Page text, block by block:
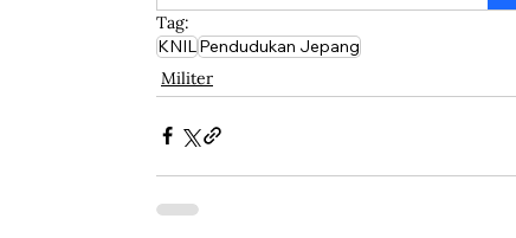
Tag:
KNILPendudukan Jepang
Militer